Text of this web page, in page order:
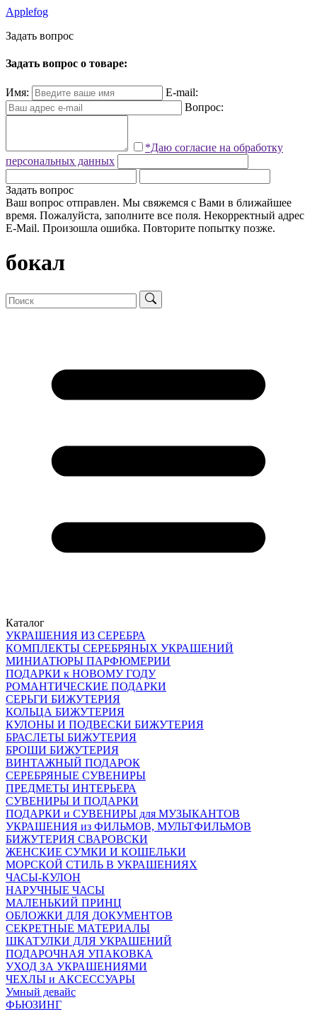
Applefog
Задать вопрос
Задать вопрос о товаре:
Имя:
E-mail:
Вопрос:
*Даю согласие на обработку
персональных данных
Задать вопрос
Ваш вопрос отправлен. Мы свяжемся с Вами в ближайшее
время. Пожалуйста, заполните все поля. Некорректный адрес
E-Mail. Произошла ошибка. Повторите попытку позже.
бокал
Каталог
УКРАШЕНИЯ ИЗ СЕРЕБРА
КОМПЛЕКТЫ СЕРЕБРЯНЫХ УКРАШЕНИЙ
МИНИАТЮРЫ ПАРФЮМЕРИИ
ПОДАРКИ к НОВОМУ ГОДУ
РОМАНТИЧЕСКИЕ ПОДАРКИ
СЕРЬГИ БИЖУТЕРИЯ
КОЛЬЦА БИЖУТЕРИЯ
КУЛОНЫ И ПОДВЕСКИ БИЖУТЕРИЯ
БРАСЛЕТЫ БИЖУТЕРИЯ
БРОШИ БИЖУТЕРИЯ
ВИНТАЖНЫЙ ПОДАРОК
СЕРЕБРЯНЫЕ СУВЕНИРЫ
ПРЕДМЕТЫ ИНТЕРЬЕРА
СУВЕНИРЫ И ПОДАРКИ
ПОДАРКИ и СУВЕНИРЫ для МУЗЫКАНТОВ
УКРАШЕНИЯ из ФИЛЬМОВ, МУЛЬТФИЛЬМОВ
БИЖУТЕРИЯ СВАРОВСКИ
ЖЕНСКИЕ СУМКИ И КОШЕЛЬКИ
МОРСКОЙ СТИЛЬ В УКРАШЕНИЯХ
ЧАСЫ-КУЛОН
НАРУЧНЫЕ ЧАСЫ
МАЛЕНЬКИЙ ПРИНЦ
ОБЛОЖКИ ДЛЯ ДОКУМЕНТОВ
СЕКРЕТНЫЕ МАТЕРИАЛЫ
ШКАТУЛКИ ДЛЯ УКРАШЕНИЙ
ПОДАРОЧНАЯ УПАКОВКА
УХОД ЗА УКРАШЕНИЯМИ
ЧEХЛЫ и АКСЕССУАРЫ
Умный девайс
ФЬЮЗИНГ